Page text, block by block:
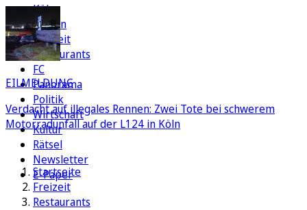
Köln
Region
Freizeit
Restaurants
FC
Panorama
Politik
Wirtschaft
Kultur
Rätsel
Newsletter
E-Paper
EILMELDUNG
Verdacht auf illegales Rennen: Zwei Tote bei schwerem
Motorradunfall auf der L124 in Köln
Startseite
Freizeit
Restaurants